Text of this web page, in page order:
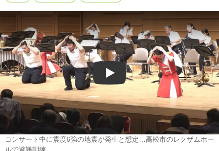
Play
コンサート中に震度6強の地震が発生と想定…高松市のレクザムホー